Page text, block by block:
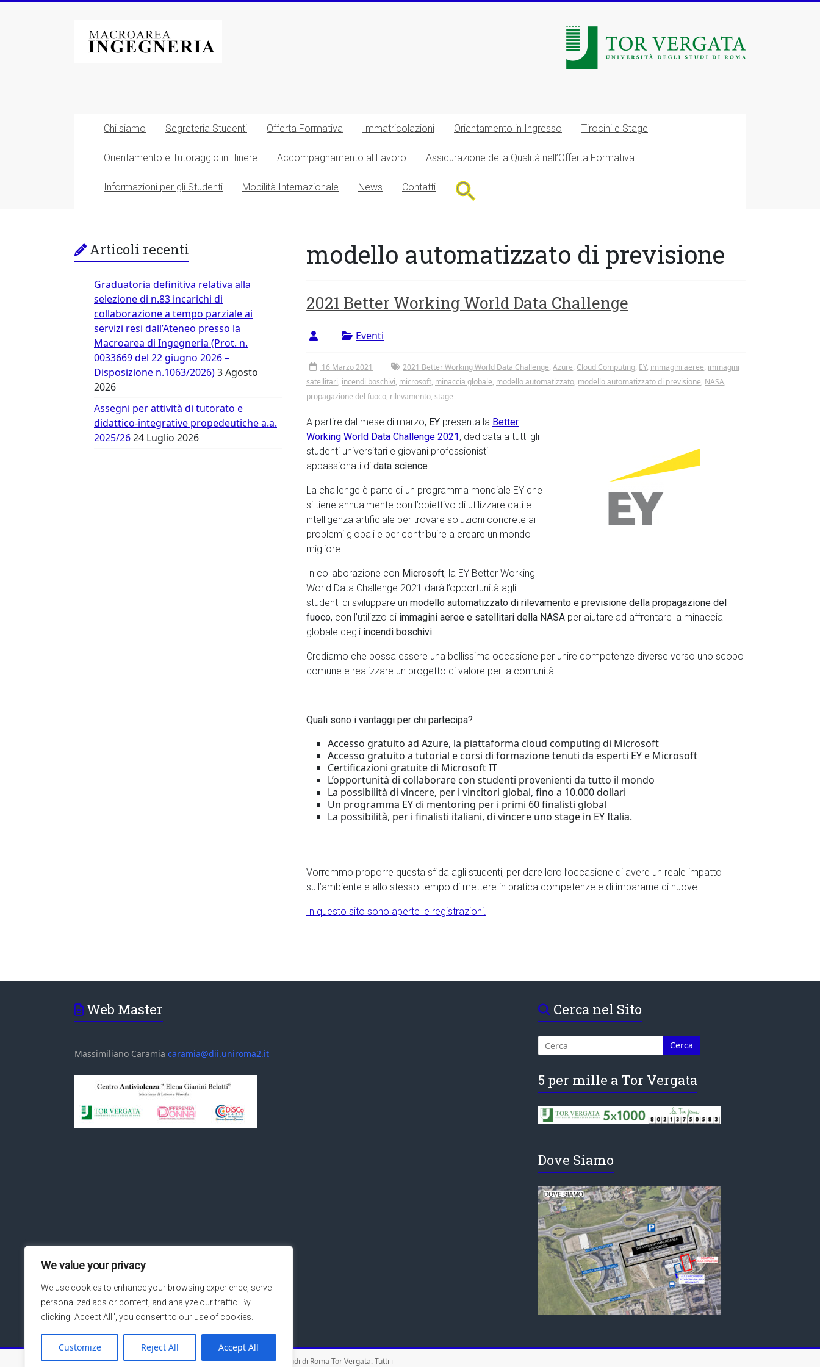
We value your privacy
We use cookies to enhance your browsing experience, serve
personalized ads or content, and analyze our traffic. By
clicking "Accept All", you consent to our use of cookies.
Customize Reject All Accept All
Macroarea
di
Università
degli
Studi
Tor
Vergata
Chi siamo Segreteria Studenti Offerta Formativa Immatricolazioni Orientamento in Ingresso Tirocini e Stage
Orientamento e Tutoraggio in Itinere Accompagnamento al Lavoro Assicurazione della Qualità nell’Offerta Formativa
Informazioni per gli Studenti Mobilità Internazionale News Contatti
modello automatizzato di previsione
2021 Better Working World Data Challenge
Eventi
16 Marzo 2021 2021 Better Working World Data Challenge, Azure, Cloud Computing, EY, immagini aeree, immagini
satellitari, incendi boschivi, microsoft, minaccia globale, modello automatizzato, modello automatizzato di previsione, NASA,
propagazione del fuoco, rilevamento, stage
A partire dal mese di marzo, EY presenta la Better
Working World Data Challenge 2021, dedicata a tutti gli
studenti universitari e giovani professionisti
appassionati di data science.
La challenge è parte di un programma mondiale EY che
si tiene annualmente con l’obiettivo di utilizzare dati e
intelligenza artificiale per trovare soluzioni concrete ai
problemi globali e per contribuire a creare un mondo
migliore.
In collaborazione con Microsoft, la EY Better Working
World Data Challenge 2021 darà l’opportunità agli
studenti di sviluppare un modello automatizzato di rilevamento e previsione della propagazione del
fuoco, con l’utilizzo di immagini aeree e satellitari della NASA per aiutare ad affrontare la minaccia
globale degli incendi boschivi.
Crediamo che possa essere una bellissima occasione per unire competenze diverse verso uno scopo
comune e realizzare un progetto di valore per la comunità.
Quali sono i vantaggi per chi partecipa?
Accesso gratuito ad Azure, la piattaforma cloud computing di Microsoft
Accesso gratuito a tutorial e corsi di formazione tenuti da esperti EY e Microsoft
Certificazioni gratuite di Microsoft IT
L’opportunità di collaborare con studenti provenienti da tutto il mondo
La possibilità di vincere, per i vincitori global, fino a 10.000 dollari
Un programma EY di mentoring per i primi 60 finalisti global
La possibilità, per i finalisti italiani, di vincere uno stage in EY Italia.
Vorremmo proporre questa sfida agli studenti, per dare loro l’occasione di avere un reale impatto
sull’ambiente e allo stesso tempo di mettere in pratica competenze e di impararne di nuove.
In questo sito sono aperte le registrazioni.
Articoli recenti
Graduatoria definitiva relativa alla
selezione di n.83 incarichi di
collaborazione a tempo parziale ai
servizi resi dall’Ateneo presso la
Macroarea di Ingegneria (Prot. n.
0033669 del 22 giugno 2026 –
Disposizione n.1063/2026)3 Agosto
2026
Assegni per attività di tutorato e
didattico-integrative propedeutiche a.a.
2025/2624 Luglio 2026
Web Master
Massimiliano Caramia caramia@dii.uniroma2.it
Cerca nel Sito
5 per mille a Tor Vergata
Dove Siamo
Copyright © 2026Macroarea di Ingegneria – Università degli Studi di Roma Tor Vergata. Tutti i